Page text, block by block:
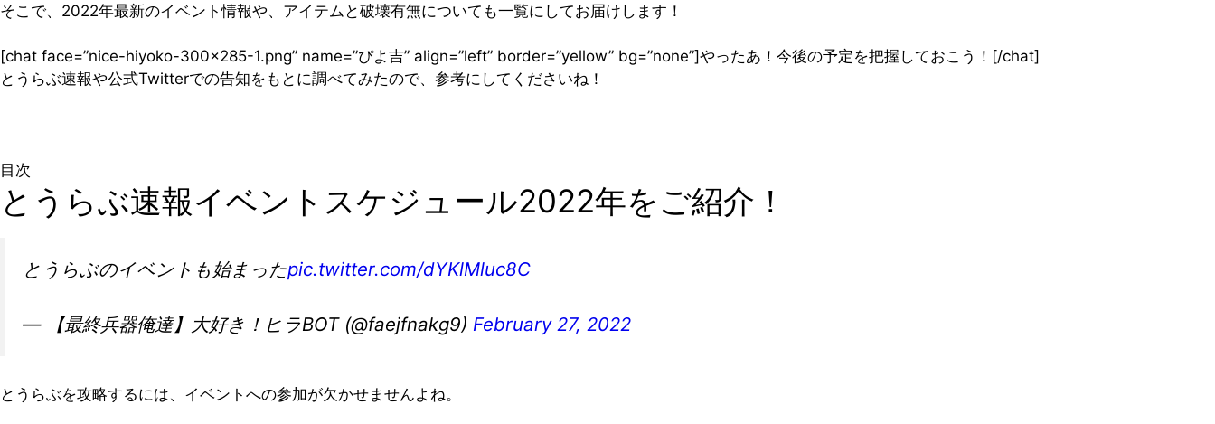
そこで、2022年最新のイベント情報や、アイテムと破壊有無についても一覧にしてお届けします！
[chat face=”nice-hiyoko-300×285-1.png” name=”ぴよ吉” align=”left” border=”yellow” bg=”none”]やったあ！今後の予定を把握しておこう！[/chat]
とうらぶ速報や公式Twitterでの告知をもとに調べてみたので、参考にしてくださいね！
目次
とうらぶ速報イベントスケジュール2022年をご紹介！
とうらぶのイベントも始まったpic.twitter.com/dYKlMluc8C
— 【最終兵器俺達】大好き！ヒラBOT (@faejfnakg9) February 27, 2022
とうらぶを攻略するには、イベントへの参加が欠かせませんよね。